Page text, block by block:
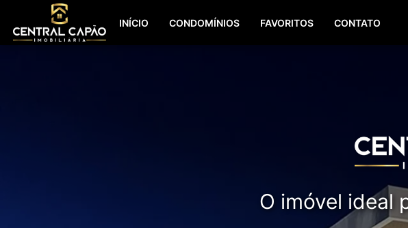
INÍCIO CONDOMÍNIOS FAVORITOS CONTATO
O imóvel ideal